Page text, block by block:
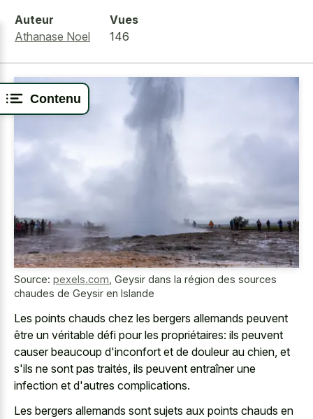
Contenu
Auteur
Athanase Noel
Vues
146
Source: pexels.com Geysir dans la région des sources
chaudes de Geysir en Islande
Les points chauds chez les bergers allemands peuvent
être un véritable défi pour les propriétaires: ils peuvent
causer beaucoup d'inconfort et de douleur au chien, et
s'ils ne sont pas traités, ils peuvent entraîner une
infection et d'autres complications.
Les bergers allemands sont sujets aux points chauds en